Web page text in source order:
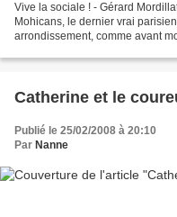
Vive la sociale ! - Gérard
Mohicans, le dernier vrai
arrondissement, comme avant
Catherine et le
Publié le 25/02/2008 à 20:10
Par Nanne